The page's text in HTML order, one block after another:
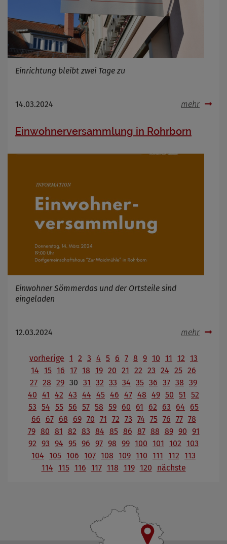
Einrichtung bleibt zwei Tage zu
14.03.2024 mehr
Einwohnerversammlung in Rohrborn
Einwohner Sömmerdas und der Ortsteile sind
eingeladen
12.03.2024 mehr
vorherige 1 2 3 4 5 6 7 8 9 10 11 12 13
14 15 16 17 18 19 20 21 22 23 24 25 26
27 28 29 30 31 32 33 34 35 36 37 38 39
40 41 42 43 44 45 46 47 48 49 50 51
52
53 54 55 56 57 58 59 60 61 62 63 64
65
66
67 68 69 70 71 72 73 74 75 76 77 78
79 80 81 82 83 84 85 86 87 88 89 90 91
92 93 94 95 96 97 98 99 100 101 102 103
104 105 106 107 108 109 110 111 112 113
114 115 116 117 118 119 120 nächste